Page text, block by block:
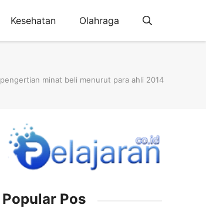
Kesehatan Olahraga
pengertian minat beli menurut para ahli 2014
Popular Pos